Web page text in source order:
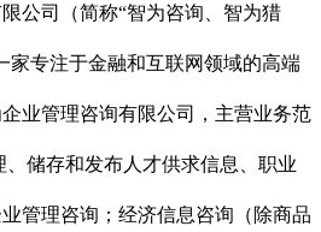
公司（简称“智为咨询、智为猎
家专注于金融和互联网领域的高端
业管理咨询有限公司，主营业务范
、储存和发布人才供求信息、职业
管理咨询；经济信息咨询（除商品